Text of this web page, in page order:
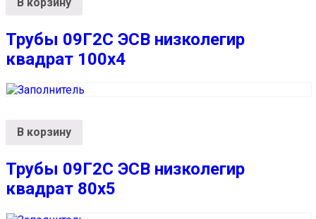
Трубы 09Г2С ЭСВ низколегир
квадрат 100х4
В корзину
Трубы 09Г2С ЭСВ низколегир
квадрат 80х5